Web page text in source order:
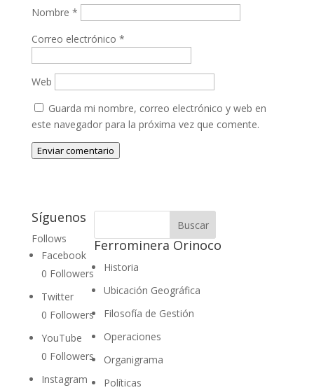
Nombre *
Correo electrónico *
Web
Guarda mi nombre, correo electrónico y web en
este navegador para la próxima vez que comente.
Enviar comentario
Síguenos
Follows
Facebook
0 Followers
Twitter
0 Followers
YouTube
0 Followers
Instagram
Ferrominera Orinoco
Historia
Ubicación Geográfica
Filosofía de Gestión
Operaciones
Organigrama
Políticas